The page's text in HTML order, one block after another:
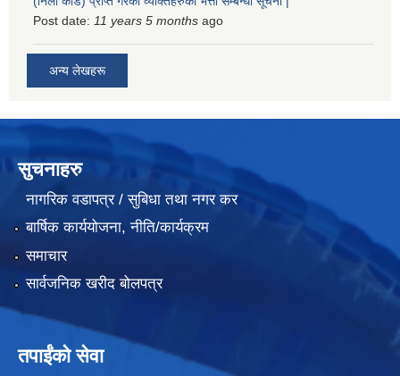
Post date: 11 years 5 months ago
अन्य लेखहरू
सुचनाहरु
नागरिक वडापत्र / सुबिधा तथा नगर कर
बार्षिक कार्ययोजना, नीति/कार्यक्रम
समाचार
सार्वजनिक खरीद बोलपत्र
तपाईंको सेवा